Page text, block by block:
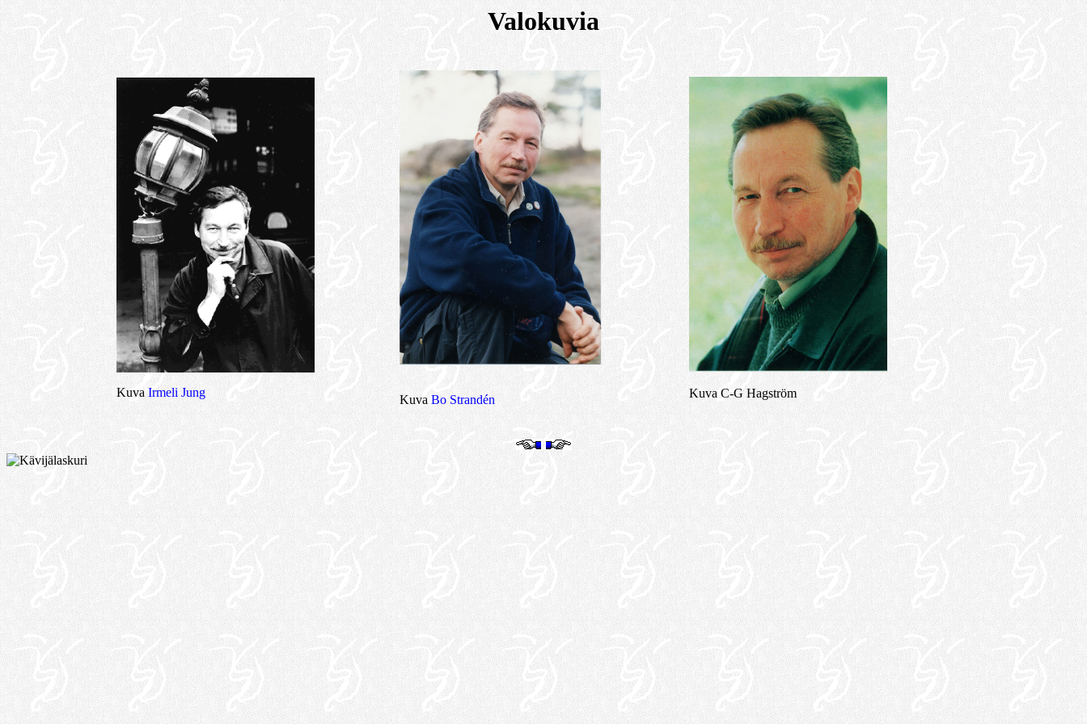
Valokuvia
KuvaIrmeli Jung
KuvaBo Strandén Kuva C-G Hagström